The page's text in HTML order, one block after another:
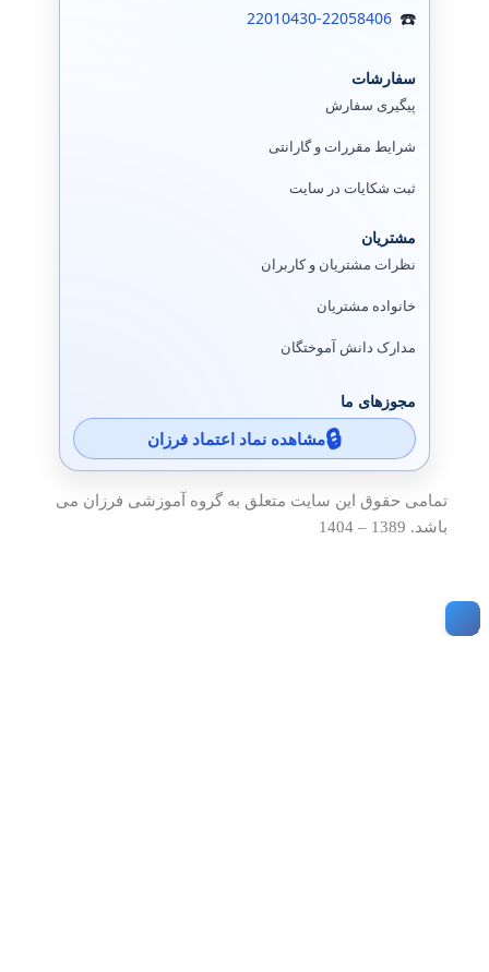
22010430-22058406
سفارشات
پیگیری سفارش
شرایط مقررات و گارانتی
ثبت شکایات در سایت
مشتریان
نظرات مشتریان و کاربران
خانواده مشتریان
مدارک دانش آموختگان
مجوزهای ما
مشاهده نماد اعتماد فرزان
تمامی حقوق این سایت متعلق به گروه آموزشی فرزان می
باشد. 1389 – 1404